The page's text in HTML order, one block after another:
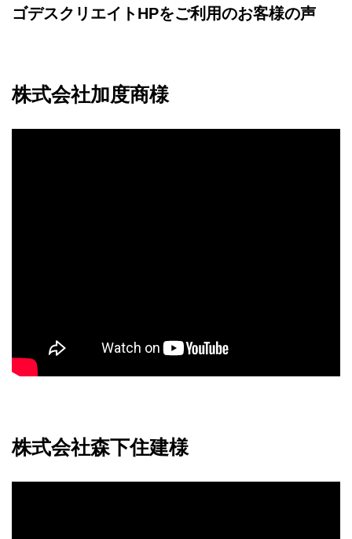
ゴデスクリエイトHPをご利用のお客様の声
株式会社加度商様
株式会社森下住建様